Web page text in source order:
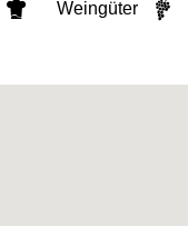
Weingüter